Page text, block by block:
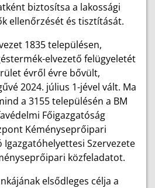
biztosítsa a lakossági
ellenőrzését és tisztítását.
1835 településen,
elvezető felügyeletét
évről évre bővült,
2024. július 1-jével vált. Ma
a 3155 településén a BM
Főigazgatóság
Kéményseprőipari
Igazgatóhelyettesi Szervezete
közfeladatot.
elsődleges célja a